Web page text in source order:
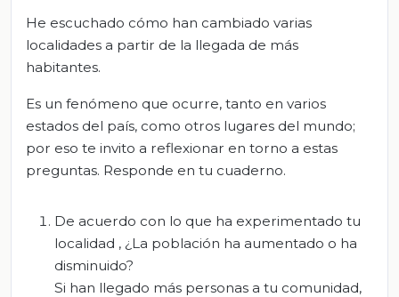
He escuchado cómo han cambiado varias
localidades a partir de la llegada de más
habitantes.
Es un fenómeno que ocurre, tanto en varios
estados del país, como otros lugares del mundo;
por eso te invito a reflexionar en torno a estas
preguntas. Responde en tu cuaderno.
De acuerdo con lo que ha experimentado tu
localidad , ¿La población ha aumentado o ha
disminuido?
Si han llegado más personas a tu comunidad,